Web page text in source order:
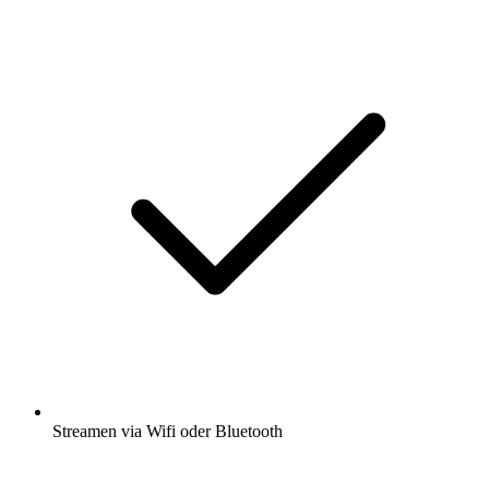
Streamen via Wifi oder Bluetooth